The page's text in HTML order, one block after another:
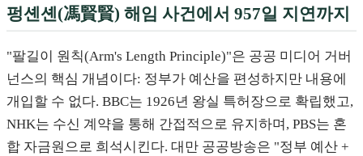
펑셴셴(馮賢賢) 해임 사건에서 957일 지연까지
"팔길이 원칙(Arm's Length Principle)"은 공공 미디어 거버
넌스의 핵심 개념이다: 정부가 예산을 편성하지만 내용에
개입할 수 없다. BBC는 1926년 왕실 특허장으로 확립했고,
NHK는 수신 계약을 통해 간접적으로 유지하며, PBS는 혼
합 자금원으로 희석시킨다. 대만 공공방송은 "정부 예산 +